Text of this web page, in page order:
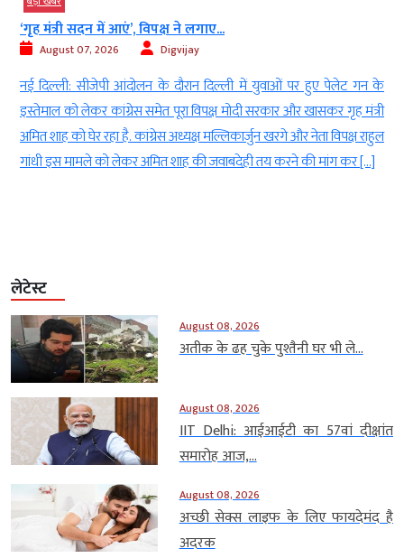
‘गृह मंत्री सदन में आएं’, विपक्ष ने लगाए...
August 07, 2026 Digvijay
नई दिल्ली: सीजेपी आंदोलन के दौरान दिल्ली में युवाओं पर हुए पेलेट गन के
इस्तेमाल को लेकर कांग्रेस समेत पूरा विपक्ष मोदी सरकार और खासकर गृह मंत्री
अमित शाह को घेर रहा है. कांग्रेस अध्यक्ष मल्लिकार्जुन खरगे और नेता विपक्ष राहुल
गांधी इस मामले को लेकर अमित शाह की जवाबदेही तय करने की मांग कर […]
लेटेस्ट
August 08, 2026
अतीक के ढह चुके पुश्तैनी घर भी ले...
August 08, 2026
IIT Delhi: आईआईटी का 57वां दीक्षांत
समारोह आज,...
August 08, 2026
अच्छी सेक्स लाइफ के लिए फायदेमंद है
अदरक